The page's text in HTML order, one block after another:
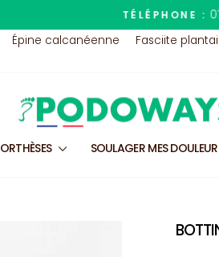
Diaporama
Pause
TÉLÉPHONE : 07 80 95 46 24
Épine calcanéenne Fasciite
ORTHÈSES SOULAGER MES